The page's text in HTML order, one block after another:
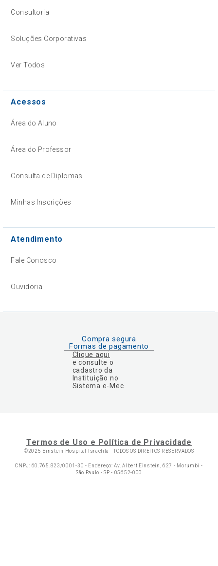
Consultoria
Soluções Corporativas
Ver Todos
Acessos
Área do Aluno
Área do Professor
Consulta de Diplomas
Minhas Inscrições
Atendimento
Fale Conosco
Ouvidoria
Compra segura
Formas de pagamento
Clique aqui
e consulte o
cadastro da
Instituição no
Sistema e-Mec
Termos de Uso e Política de Privacidade
©2025 Einstein Hospital Israelita -TODOS OS DIREITOS RESERVADOS
CNPJ: 60.765.823/0001-30 - Endereço: Av. Albert Einstein, 627 - Morumbi -
São Paulo - SP - 05652-000